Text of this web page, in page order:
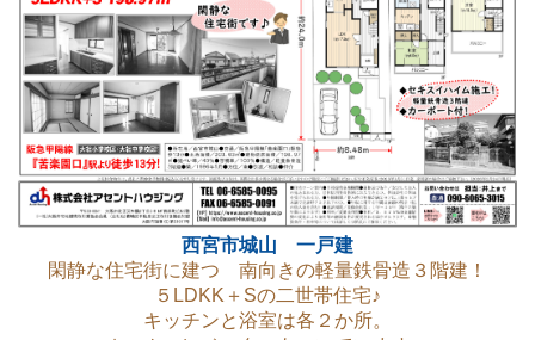
西宮市城山 一戸建
閑静な住宅街に建つ 南向きの軽量鉄骨造３階建！
５LDKK＋Sの二世帯住宅♪
キッチンと浴室は各２か所。